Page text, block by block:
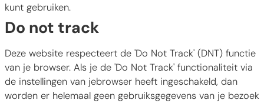
kunt gebruiken.
Do not track
Deze website respecteert de 'Do Not Track' (DNT) functie
van je browser. Als je de 'Do Not Track' functionaliteit via
de instellingen van jebrowser heeft ingeschakeld, dan
worden er helemaal geen gebruiksgegevens van je bezoek